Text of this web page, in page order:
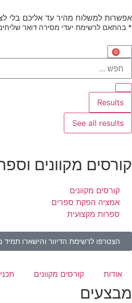
אפשרות למשלוח מהיר עד אליכם בלי
* בהתאם לרשימת יעדי מסירה דואר
0
Results
See all results
קורסים מקוונים
קורסים מקוונים
אמציה הפקת ספרים
ספרות מקצועית
הצטרפו לרשימת הדיוור והישארו תמיד
אודות קורסים מקוונים
מבצעים